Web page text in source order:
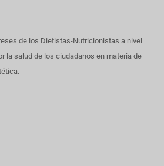
de los Dietistas-Nutricionistas a nivel
la salud de los ciudadanos en materia de